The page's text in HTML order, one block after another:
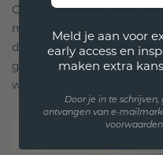
Onze ontwerpfilosofie
met elk stuk
doorstaan. Het wordt
gekoesterde
worden gedragen en
Meld je aan voor
early access en
maken extra
Door je in te
ontvangen van e-